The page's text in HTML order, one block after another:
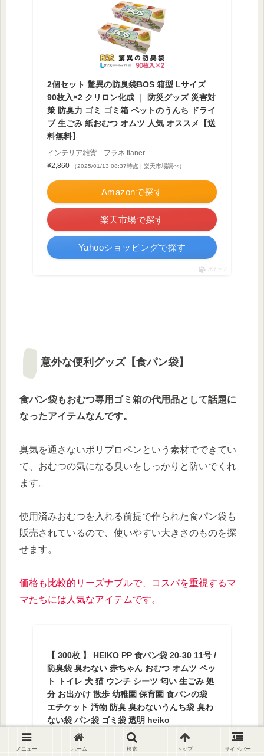
2個セット 驚異の防臭袋BOS 箱型 Lサイズ
90枚入×2 クリロン化成 ｜ 防災グッズ 災害対
策 防臭力 ゴミ ゴミ箱 ペットのうんち ドライ
ブ 生ごみ 紙おむつ オムツ 人気 オススメ【送
料無料】
インテリア雑貨 フラネ flaner
¥2,860
（2025/01/13 08:37時点 | 楽天市場調べ）
Amazonで探す
楽天市場で探す
Yahooショッピングで探す
ポチップ
意外な便利グッズ【食パン袋】
食パン袋もおむつ専用ゴミ箱の代用品として話題に
なったアイテムなんです。
臭気を通さないポリプロペンという素材でできてい
て、おむつの気になる臭いをしっかりと防いでくれ
ます。
使用済みおむつを入れる前提で作られた食パン袋も
販売されているので、使いやすい大きさのものを探
せます。
価格も比較的リーズナブルで、コスパを重視するマ
マたちには人気なアイテムです。
【 300枚 】 HEIKO PP 食パン袋 20-30 11号 /
防臭袋 臭わない 赤ちゃん おむつ オムツ ペッ
ト トイレ 犬 猫 ウンチ シーツ 匂い 生ごみ 処
分 お出かけ 散歩 幼稚園 保育園 食パンの袋
エチケット 汚物 防臭 臭わないうんち袋 臭わ
ない袋 パン袋 ゴミ袋 透明 heiko
ホリダシホンポ 楽天市場店
（2025/01/13 08:36時点 | 楽天市場調べ）
メニュー ホーム 検索 トップ サイドバー